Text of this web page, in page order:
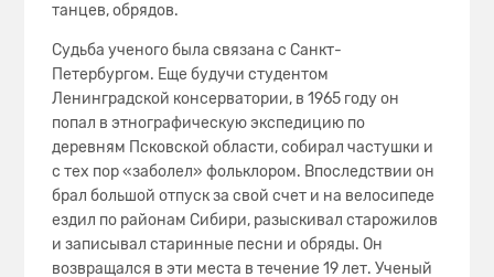
танцев, обрядов.
Судьба ученого была связана с Санкт-
Петербургом. Еще будучи студентом
Ленинградской консерватории, в 1965 году он
попал в этнографическую экспедицию по
деревням Псковской области, собирал частушки и
с тех пор «заболел» фольклором. Впоследствии он
брал большой отпуск за свой счет и на велосипеде
ездил по районам Сибири, разыскивал старожилов
и записывал старинные песни и обряды. Он
возвращался в эти места в течение 19 лет. Ученый